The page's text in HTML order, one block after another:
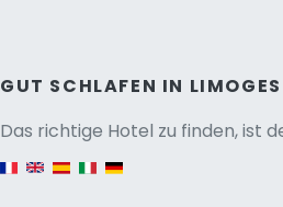
GUT SCHLAFEN IN LIMOGES
Das richtige Hotel zu finden, ist